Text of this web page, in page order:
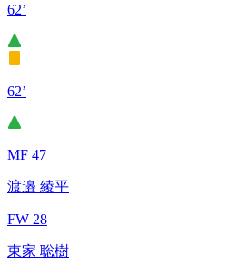
62’
62’
MF 47
渡邉 綾平
FW 28
東家 聡樹